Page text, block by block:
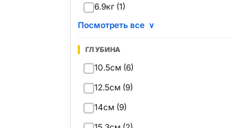
6.9кг (1)
Посмотреть все ∨
ГЛУБИНА
10.5см (6)
12.5см (9)
14см (9)